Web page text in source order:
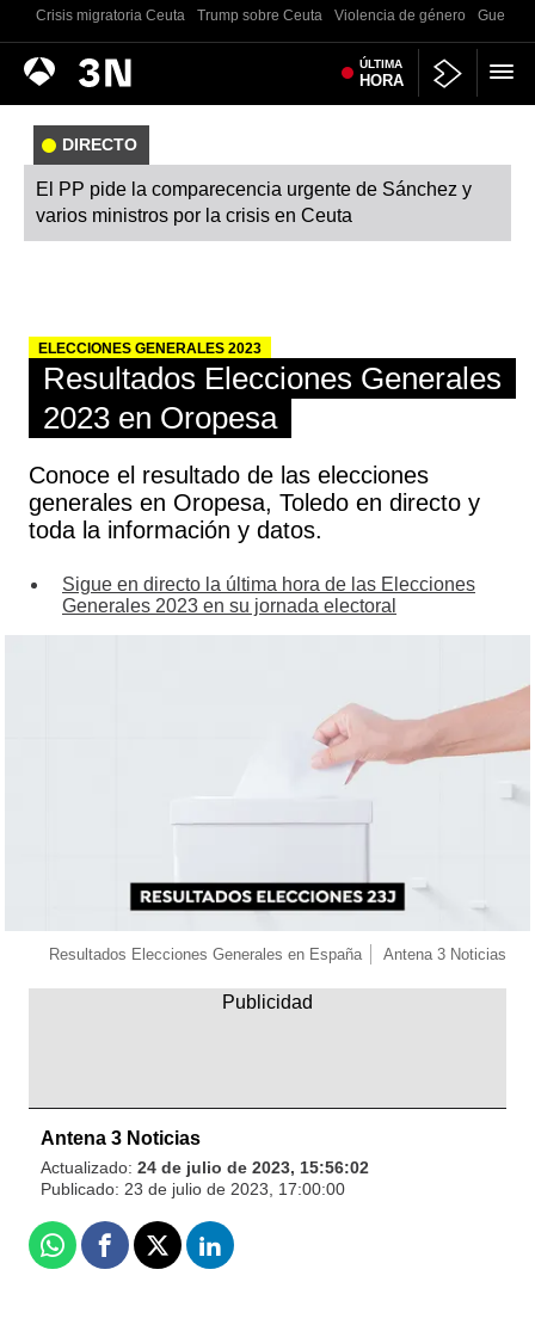
Crisis migratoria Ceuta Trump sobre Ceuta Violencia de género Guerra
Antena
3
Noticias ÚLTIMA
HORA
DIRECTO
El PP pide la comparecencia urgente de Sánchez y
varios ministros por la crisis en Ceuta
ELECCIONES GENERALES 2023
Resultados Elecciones Generales
2023 en Oropesa
Conoce el resultado de las elecciones
generales en Oropesa, Toledo en directo y
toda la información y datos.
Sigue en directo la última hora de las Elecciones
Generales 2023 en su jornada electoral
Resultados Elecciones Generales en España Antena 3 Noticias
Antena 3 Noticias
Actualizado: 24 de julio de 2023, 15:56:02
Publicado: 23 de julio de 2023, 17:00:00
WhatsappFacebook
X Linkedin